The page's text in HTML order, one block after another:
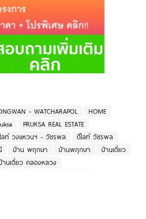
- WATCHARAPOL
HOME
PRUKSA REAL ESTATE
ลท์ วงแหวนฯ - วัชรพล
ดีไลท์ วัชรพล
บ้าน พฤกษา บ้านพฤกษา
บ้านเดี่ยว
านเดี่ยว คลองหลวง